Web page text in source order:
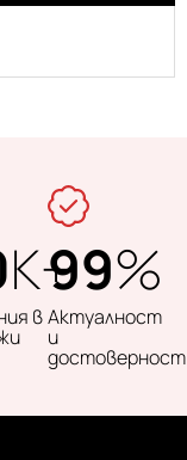
K+
в
99%
Актуалност
и
достоверност